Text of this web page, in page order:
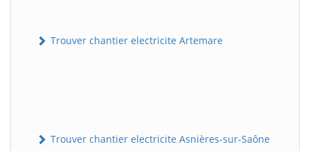
Trouver chantier electricite Artemare
Trouver chantier electricite Asnières-sur-Saône